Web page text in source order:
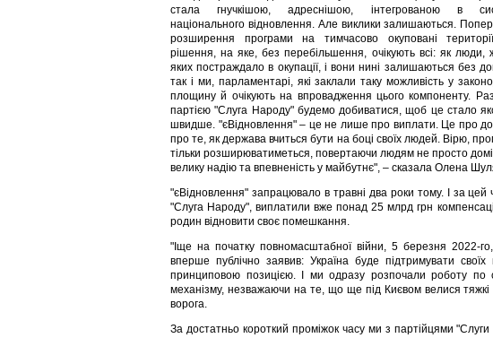
стала гнучкішою, адреснішою, інтегрованою в
національного відновлення. Але виклики залишаються.
розширення програми на тимчасово окуповані
рішення, на яке, без перебільшення, очікують всі: як люди,
яких постраждало в окупації, і вони нині залишаються без
так і ми, парламентарі, які заклали таку можливість у
площину й очікують на впровадження цього компоненту.
партією "Слуга Народу" будемо добиватися, щоб це стало
швидше. "єВідновлення" – це не лише про виплати. Це про
про те, як держава вчиться бути на боці своїх людей. Вірю,
тільки розширюватиметься, повертаючи людям не просто
велику надію та впевненість у майбутнє", – сказала Олена
"єВідновлення" запрацювало в травні два роки тому. І за
"Слуга Народу", виплатили вже понад 25 млрд грн
родин відновити своє помешкання.
"Іще на початку повномасштабної війни, 5 березня 2022-
вперше публічно заявив: Україна буде підтримувати
принциповою позицією. І ми одразу розпочали роботу по
механізму, незважаючи на те, що ще під Києвом велися тяжкі
ворога.
За достатньо короткий проміжок часу ми з партійцями